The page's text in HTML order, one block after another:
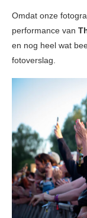
Omdat onze
performance van
en nog heel wat
fotoverslag.